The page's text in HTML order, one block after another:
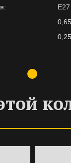
E27
0,65
0,25